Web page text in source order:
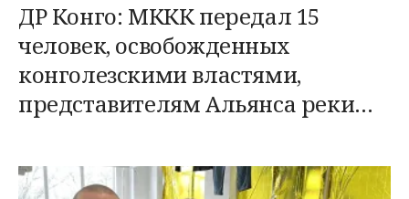
ДР Конго: МККК передал 15
человек, освобожденных
конголезскими властями,
представителям Альянса реки